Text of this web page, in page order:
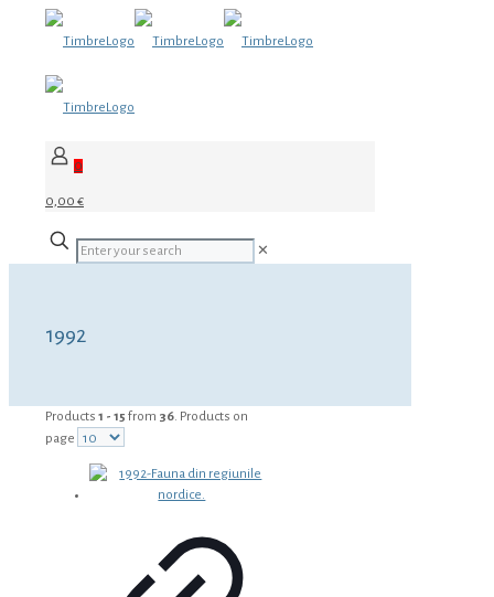
0
0,00 €
✕
1992
Products 1 - 15 from 36. Products on
page